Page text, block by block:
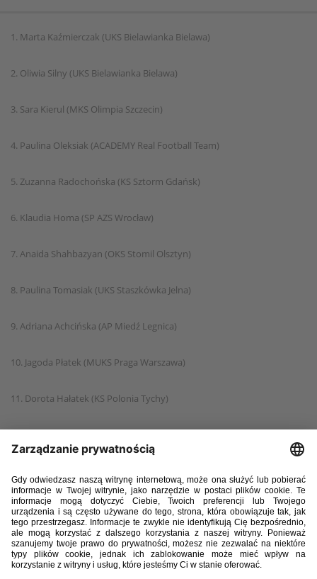
1. Marta Kaźmierczak (UKS Bielawianka Bielawa)
2. Oliwia Silny (UKS Bielawianka Bielawa)
3. Sara Kierul (MKS Olimpia Szczecin)
4. Paulina Oleksiak (ACADEMY Real Football Team)
5. Zuzanna Radochońska (KS Sztorm Gdańsk)
6. Klaudia Homa (SP AZS Wrocław)
7. Anaida Shahbazyan (OKS Stomil Olsztyn)
8. Paulina Tomasiak (UKS Staszkówka Jelna)
9. Adriana Achcińska (AP Miedź Legnica)
10. Jagoda Płatek (MUKS Praga Warszawa)
11. Dorota Hałatek (KS Polonia Tychy)
14. Alicja Piechocka (KKPK Medyk POLOmarket Konin)
15. Maria Jakubowska (KKPK Medyk POLOmarket Konin)